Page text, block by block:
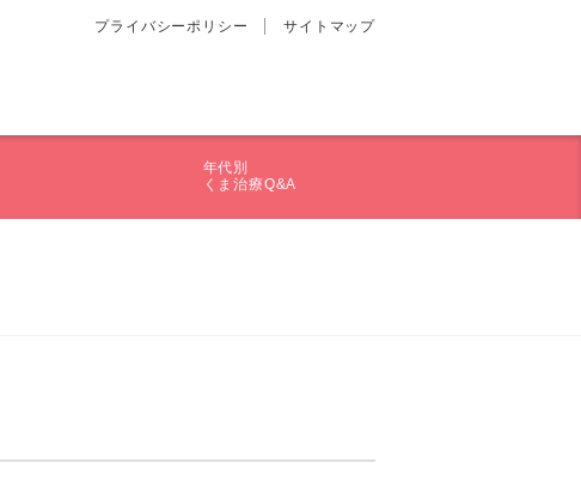
プライバシーポリシー サイトマップ
年代別
くま治療Q&A